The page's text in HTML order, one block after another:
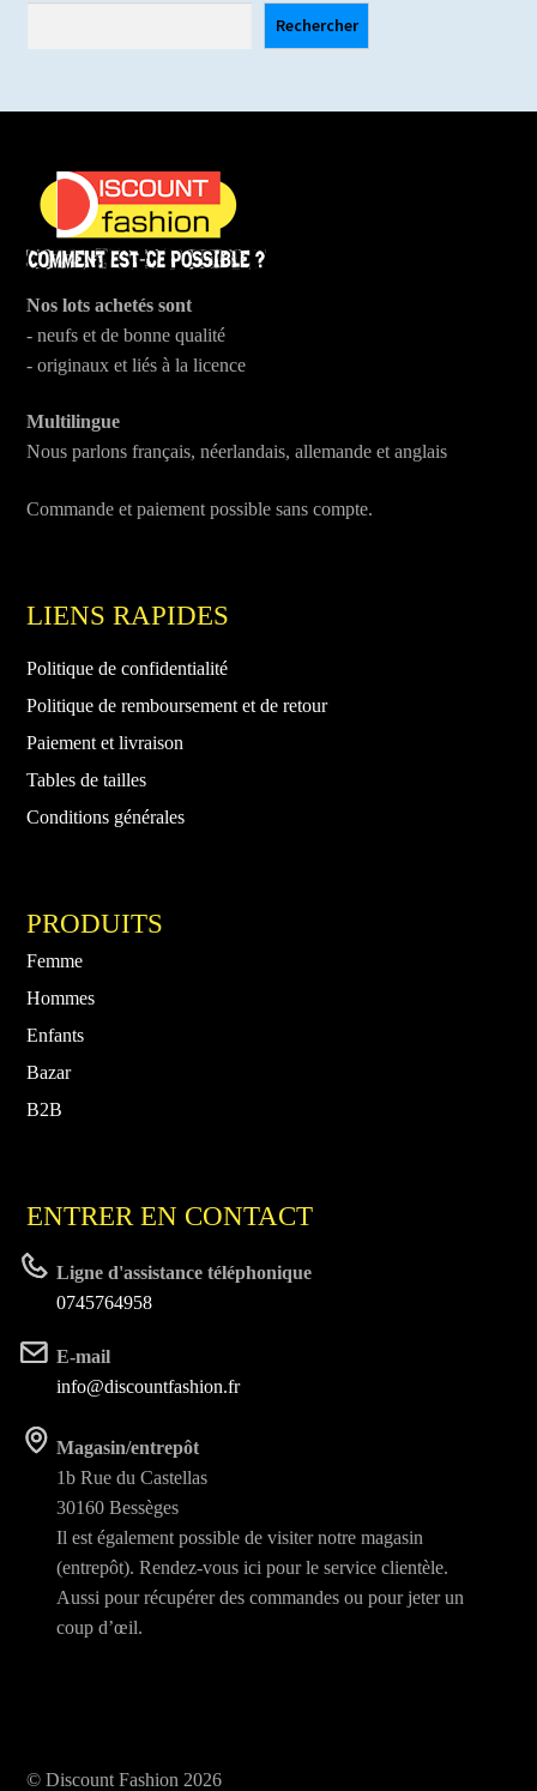
Rechercher
Nos lots achetés sont
- neufs et de bonne qualité
- originaux et liés à la licence
Multilingue
Nous parlons français, néerlandais, allemande et anglais
Commande et paiement possible sans compte.
LIENS RAPIDES
Politique de confidentialité
Politique de remboursement et de retour
Paiement et livraison
Tables de tailles
Conditions générales
PRODUITS
Femme
Hommes
Enfants
Bazar
B2B
ENTRER EN CONTACT
Ligne d'assistance téléphonique
0745764958
E-mail
info@discountfashion.fr
Magasin/entrepôt
1b Rue du Castellas
30160 Bessèges
Il est également possible de visiter notre magasin
(entrepôt). Rendez-vous ici pour le service clientèle.
Aussi pour récupérer des commandes ou pour jeter un
coup d’œil.
© Discount Fashion 2026